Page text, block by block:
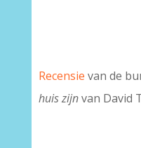
Recensie van de
huis zijnvan David